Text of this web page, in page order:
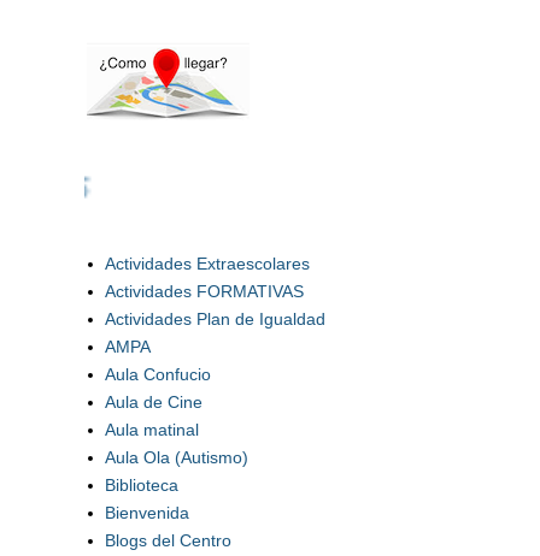
Actividades Extraescolares
Actividades FORMATIVAS
Actividades Plan de Igualdad
AMPA
Aula Confucio
Aula de Cine
Aula matinal
Aula Ola (Autismo)
Biblioteca
Bienvenida
Blogs del Centro